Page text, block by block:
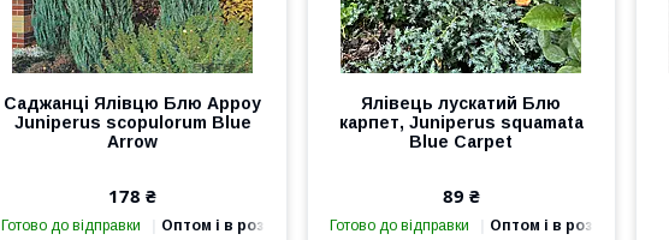
Саджанці Ялівцю Блю Арроу
Juniperus scopulorum Blue
Arrow
178 ₴
Готово до відправки Оптом і в роздріб
Ялівець лускатий Блю
карпет, Juniperus squamata
Blue Carpet
89 ₴
Готово до відправки Оптом і в роздріб